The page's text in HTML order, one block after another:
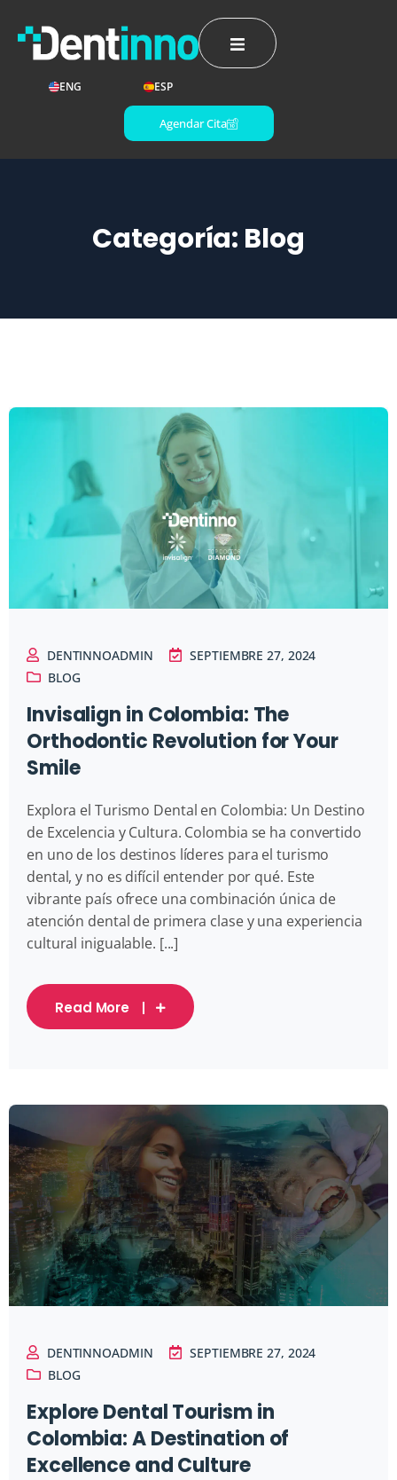
ENG ESP
Agendar Cita
Categoría: Blog
DENTINNOADMIN
SEPTIEMBRE 27, 2024
BLOG
Invisalign in Colombia: The
Orthodontic Revolution for Your
Smile
Explora el Turismo Dental en Colombia: Un Destino
de Excelencia y Cultura. Colombia se ha convertido
en uno de los destinos líderes para el turismo
dental, y no es difícil entender por qué. Este
vibrante país ofrece una combinación única de
atención dental de primera clase y una experiencia
cultural inigualable. [...]
Read More
DENTINNOADMIN
SEPTIEMBRE 27, 2024
BLOG
Explore Dental Tourism in
Colombia: A Destination of
Excellence and Culture